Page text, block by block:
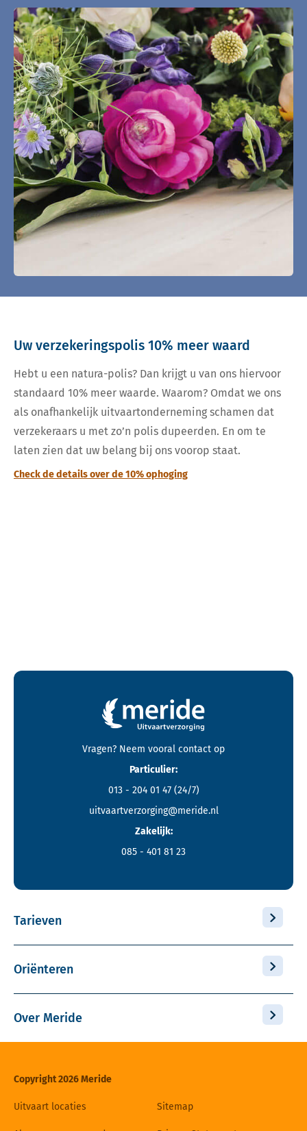
Uw verzekeringspolis 10% meer waard
Hebt u een natura-polis? Dan krijgt u van ons hiervoor
standaard 10% meer waarde. Waarom? Omdat we ons
als onafhankelijk uitvaartonderneming schamen dat
verzekeraars u met zo’n polis dupeerden. En om te
laten zien dat uw belang bij ons voorop staat.
Check de details over de 10% ophoging
Contactgegevens en footer menu van Meride
Vragen? Neem vooral contact op
Particulier:
013 - 204 01 47 (24/7)
uitvaartverzorging@meride.nl
Zakelijk:
085 - 401 81 23
Tarieven
Oriënteren
Over Meride
Copyright 2026 Meride
Uitvaart locaties Sitemap